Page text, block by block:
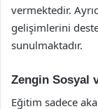
vermektedir.
gelişimlerini
sunulmaktadır.
Zengin Sosyal
Eğitim sadece